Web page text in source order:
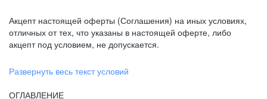
Акцепт настоящей оферты (Соглашения) на иных условиях,
отличных от тех, что указаны в настоящей оферте, либо
акцепт под условием, не допускается.
Развернуть весь текст условий
ОГЛАВЛЕНИЕ